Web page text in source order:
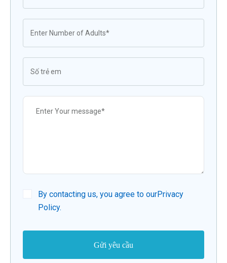
By contacting us, you agree to ourPrivacy
Policy.